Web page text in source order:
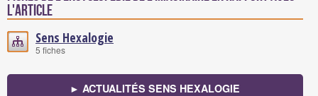
l'article
Sens Hexalogie
5 fiches
► ACTUALITÉS SENS HEXALOGIE